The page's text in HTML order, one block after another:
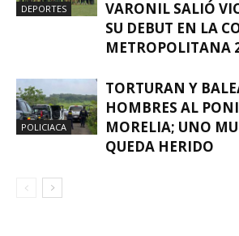
DEPORTES
VARONIL SALIÓ
SU DEBUT EN LA
METROPOLITANA
POLICIACA
TORTURAN Y
HOMBRES AL
MORELIA; UNO
QUEDA HERIDO